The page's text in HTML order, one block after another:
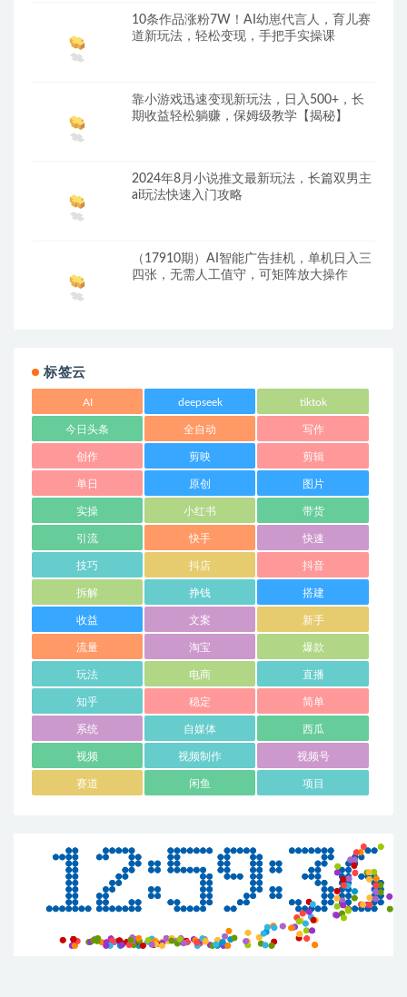
10条作品涨粉7W！AI幼崽代言人，育儿赛
道新玩法，轻松变现，手把手实操课
靠小游戏迅速变现新玩法，日入500+，长
期收益轻松躺赚，保姆级教学【揭秘】
2024年8月小说推文最新玩法，长篇双男主
ai玩法快速入门攻略
（17910期）AI智能广告挂机，单机日入三
四张，无需人工值守，可矩阵放大操作
标签云
AI deepseek tiktok
今日头条 全自动 写作
创作 剪映 剪辑
单日 原创 图片
实操 小红书 带货
引流 快手 快速
技巧 抖店 抖音
拆解 挣钱 搭建
收益 文案 新手
流量 淘宝 爆款
玩法 电商 直播
知乎 稳定 简单
系统 自媒体 西瓜
视频 视频制作 视频号
赛道 闲鱼 项目